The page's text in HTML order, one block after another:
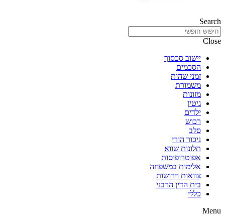
Search
Close
יישוב סכסוך
הסכמים
זמני שהות
משמורת
מזונות
גיטין
ילדים
רכוש
סלב
ניכור הורי
תלונות שווא
אפוטרופוסות
אלימות במשפחה
צוואות וירושות
בית הדין הרבני
כללי
Menu